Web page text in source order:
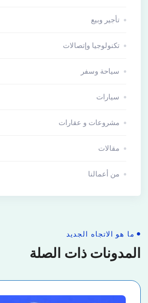
تأجير وبيع
تكنولوجيا وإتصالات
سياحة وسفر
سيارات
مشروعات و عقارات
مقالات
من أعمالنا
ما هو الاتجاه الجديد
المدونات ذات الصلة